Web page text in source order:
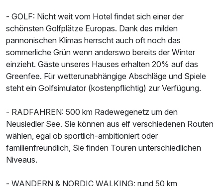
Ausstattung
Für 3 Tage
- GOLF: Nicht weit vom Hotel findet sich einer der
schönsten Golfplätze Europas. Dank des milden
pannonischen Klimas herrscht auch oft noch das
sommerliche Grün wenn anderswo bereits der Winter
einzieht. Gäste unseres Hauses erhalten 20% auf das
Greenfee. Für wetterunabhängige Abschläge und Spiele
steht ein Golfsimulator (kostenpflichtig) zur Verfügung.
- RADFAHREN: 500 km Radewegenetz um den
Neusiedler See. Sie können aus elf verschiedenen Routen
wählen, egal ob sportlich-ambitioniert oder
familienfreundlich, Sie finden Touren unterschiedlichen
Niveaus.
- WANDERN & NORDIC WALKING: rund 50 km